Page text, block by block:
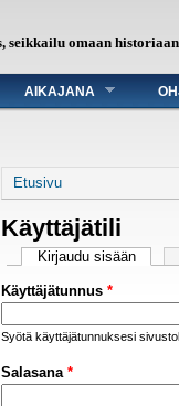
seikkailu omaan historiaan
AIKAJANA
Olet täällä
Etusivu
Käyttäjätili
Ensisijaiset
Kirjaudu sisään
Käyttäjätunnus *
Syötä käyttäjätunnuksesi
Salasana *